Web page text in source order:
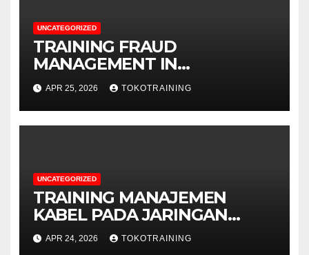
UNCATEGORIZED
TRAINING FRAUD
MANAGEMENT IN
TELECOMMUNICATION
BUSINESS
APR 25, 2026 TOKOTRAINING
UNCATEGORIZED
TRAINING MANAJEMEN
KABEL PADA JARINGAN
TELEKOMUNIKASI
APR 24, 2026 TOKOTRAINING